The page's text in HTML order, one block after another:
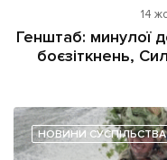
14
Генштаб: минулої
боєзіткнень,
НОВИНИ СУСПІЛЬСТВА